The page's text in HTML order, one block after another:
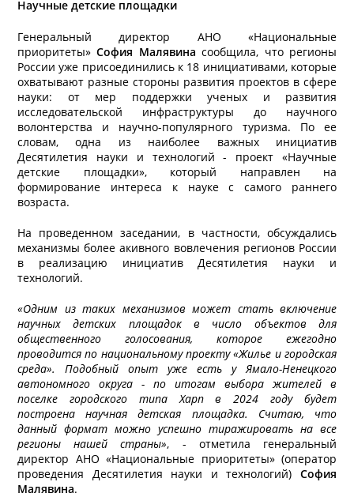
Научные детские площадки
Генеральный директор АНО «Национальные
приоритеты»София Малявина сообщила, что регионы
России уже присоединились к 18 инициативами, которые
охватывают разные стороны развития проектов в сфере
науки: от мер поддержки ученых и развития
исследовательской инфраструктуры до научного
волонтерства и научно-популярного туризма. По ее
словам, одна из наиболее важных инициатив
Десятилетия науки и технологий - проект «Научные
детские площадки», который направлен на
формирование интереса к науке с самого раннего
возраста.
На проведенном заседании, в частности, обсуждались
механизмы более акивного вовлечения регионов России
в реализацию инициатив Десятилетия науки и
технологий.
«Одним из таких механизмов может стать включение
научных детских площадок в число объектов для
общественного голосования, которое ежегодно
проводится по национальному проекту «Жилье и городская
среда». Подобный опыт уже есть у Ямало-Ненецкого
автономного округа - по итогам выбора жителей в
поселке городского типа Харп в 2024 году будет
построена научная детская площадка. Считаю, что
данный формат можно успешно тиражировать на все
регионы нашей страны», - отметила генеральный
директор АНО «Национальные приоритеты» (оператор
проведения Десятилетия науки и технологий) София
Малявина.